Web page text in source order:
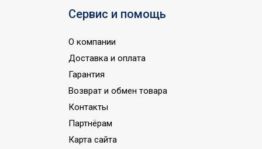
Аудио колонка
Бренд
Макс. потребляемая
мощность
Функция 'быстрый
нагрев'
Тип нагревательного
элемента
Сервис и помощь
О компании
Доставка и оплата
Гарантия
Возврат и обмен товара
Контакты
Партнёрам
Карта сайта